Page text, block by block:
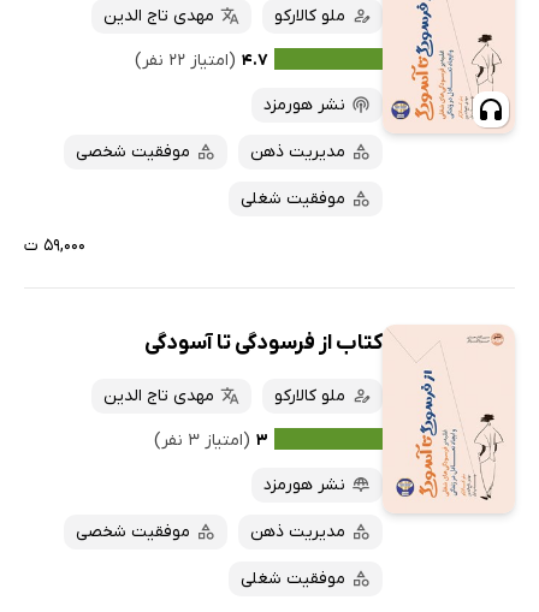
داغ‌ترین‌ها
پرفروش‌ها
ارزان ترین‌ها
کتاب‌های صوتی
کتاب‌های متنی
ملو کالارکو
مهدی تاج الدین
۴.۷ (امتیاز ۲۲ نفر)
نشر هورمزد
مدیریت ذهن موفقیت شخصی
موفقیت شغلی
۵۹,۰۰۰ ت
کتاب از فرسودگی تا آسودگی
ملو کالارکو
مهدی تاج الدین
۳ (امتیاز ۳ نفر)
نشر هورمزد
مدیریت ذهن موفقیت شخصی
موفقیت شغلی